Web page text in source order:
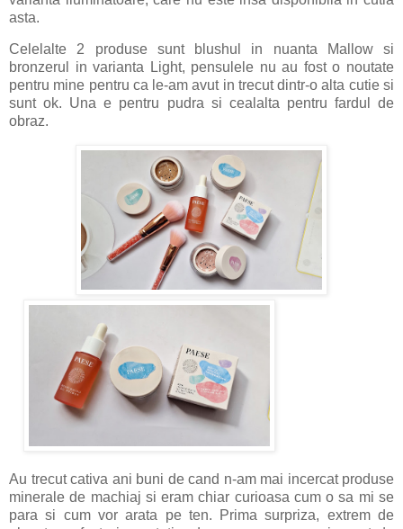
asta.
Celelalte 2 produse sunt blushul in nuanta Mallow si
bronzerul in varianta Light, pensulele nu au fost o noutate
pentru mine pentru ca le-am avut in trecut dintr-o alta cutie si
sunt ok. Una e pentru pudra si cealalta pentru fardul de
obraz.
Au trecut cativa ani buni de cand n-am mai incercat produse
minerale de machiaj si eram chiar curioasa cum o sa mi se
para si cum vor arata pe ten. Prima surpriza, extrem de